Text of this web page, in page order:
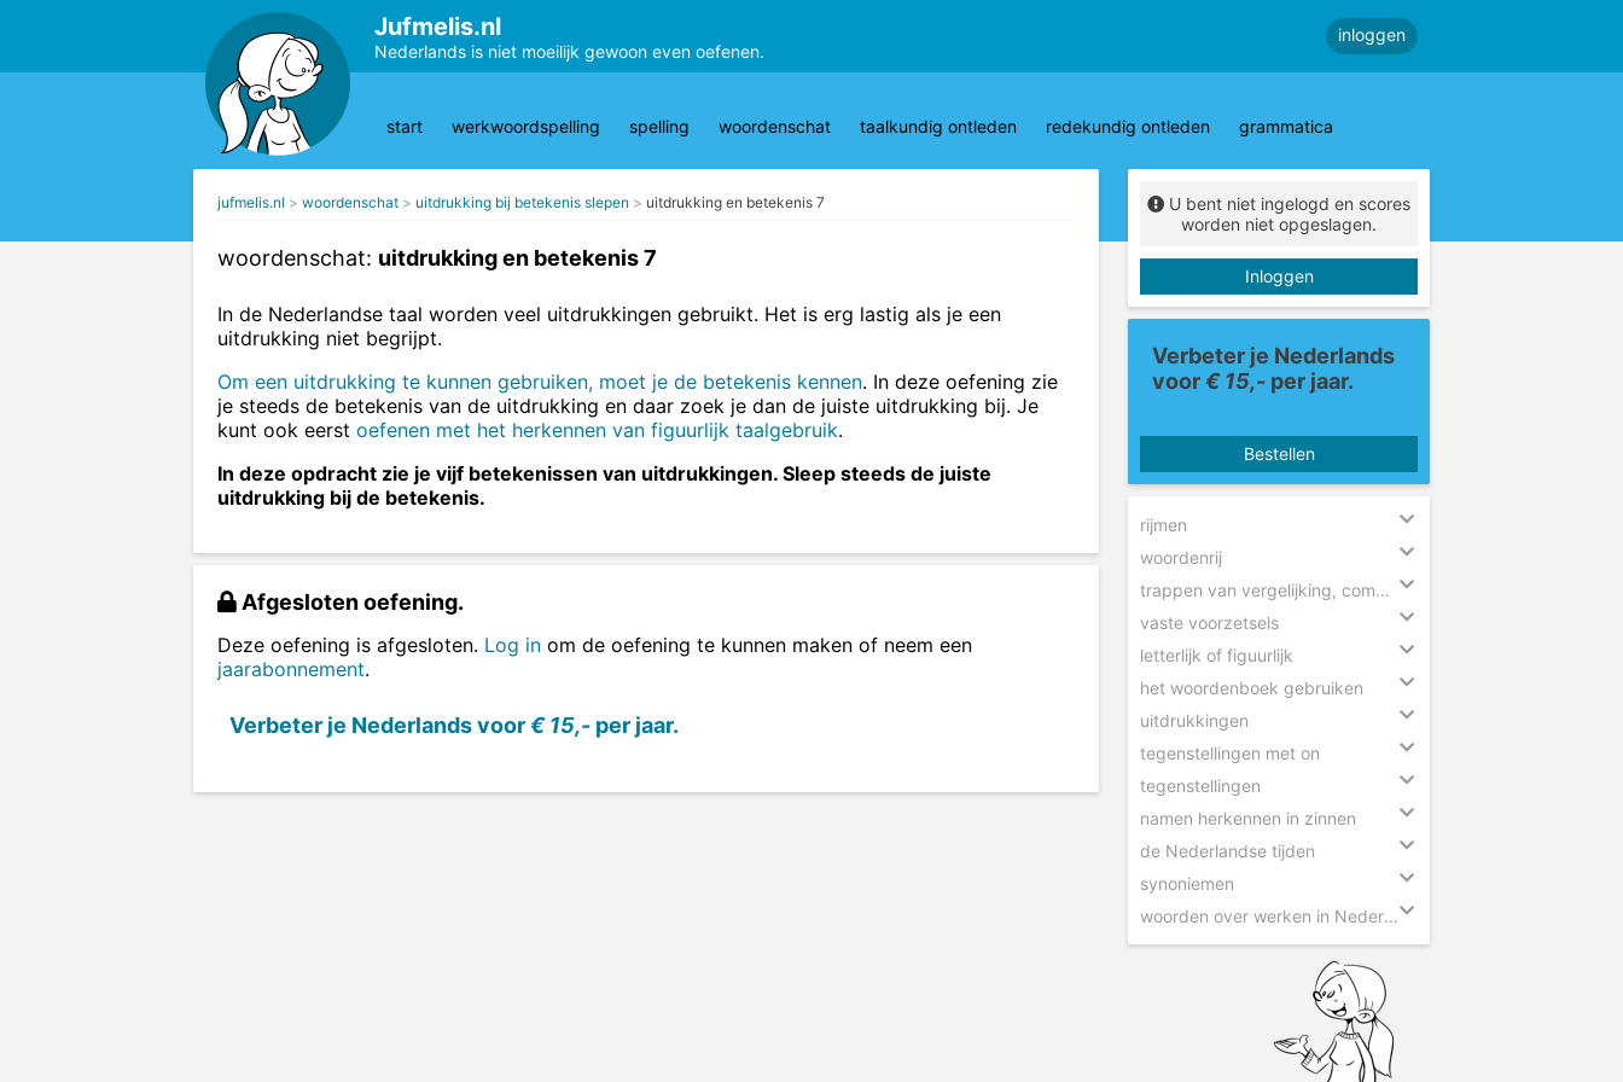
Jufmelis.nl
Nederlands is niet moeilijk gewoon even oefenen.
inloggen
start werkwoordspelling spelling woordenschat taalkundig ontleden redekundig ontleden grammatica
jufmelis.nl woordenschat uitdrukking bij betekenis slepen uitdrukking en betekenis 7
woordenschat: uitdrukking en betekenis 7
In de Nederlandse taal worden veel uitdrukkingen gebruikt. Het is erg lastig als je een
uitdrukking niet begrijpt.
Om een uitdrukking te kunnen gebruiken, moet je de betekenis kennen. In deze oefening zie
je steeds de betekenis van de uitdrukking en daar zoek je dan de juiste uitdrukking bij. Je
kunt ook eerst oefenen met het herkennen van figuurlijk taalgebruik.
In deze opdracht zie je vijf betekenissen van uitdrukkingen. Sleep steeds de juiste
uitdrukking bij de betekenis.
Afgesloten oefening.
Deze oefening is afgesloten. Log in om de oefening te kunnen maken of neem een
jaarabonnement.
Verbeter je Nederlands voor€ 15,- per jaar.
U bent niet ingelogd en scores
worden niet opgeslagen.
Inloggen
Verbeter je Nederlands
voor€ 15,- per jaar.
Bestellen
rijmen
woordenrij
trappen van vergelijking, comparatief en superlatief
vaste voorzetsels
letterlijk of figuurlijk
het woordenboek gebruiken
uitdrukkingen
tegenstellingen met on
tegenstellingen
namen herkennen in zinnen
de Nederlandse tijden
synoniemen
woorden over werken in Nederland